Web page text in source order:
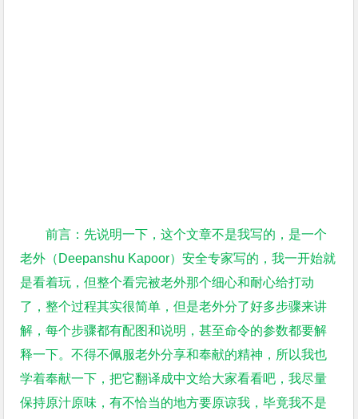
前言：先说明一下，这个文章不是我写的，是一个
老外（Deepanshu Kapoor）安全专家写的，我一开始就
是看着玩，但整个看完被老外那个细心和耐心给打动
了，整个过程其实很简单，但是老外分了好多步骤来讲
解，每个步骤都有配图和说明，甚至命令的参数都要解
释一下。不得不佩服老外分享和奉献的精神，所以我也
学着奉献一下，把它翻译成中文给大家看看吧，我尽量
保持原汁原味，有不恰当的地方要原谅我，毕竟我不是